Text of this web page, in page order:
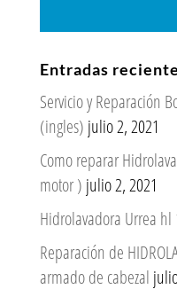
Entradas
Servicio y Reparación
(ingles) julio 2, 2021
Como reparar
motor ) julio 2, 2021
Hidrolavadora Urrea
Reparación de
armado de cabezal